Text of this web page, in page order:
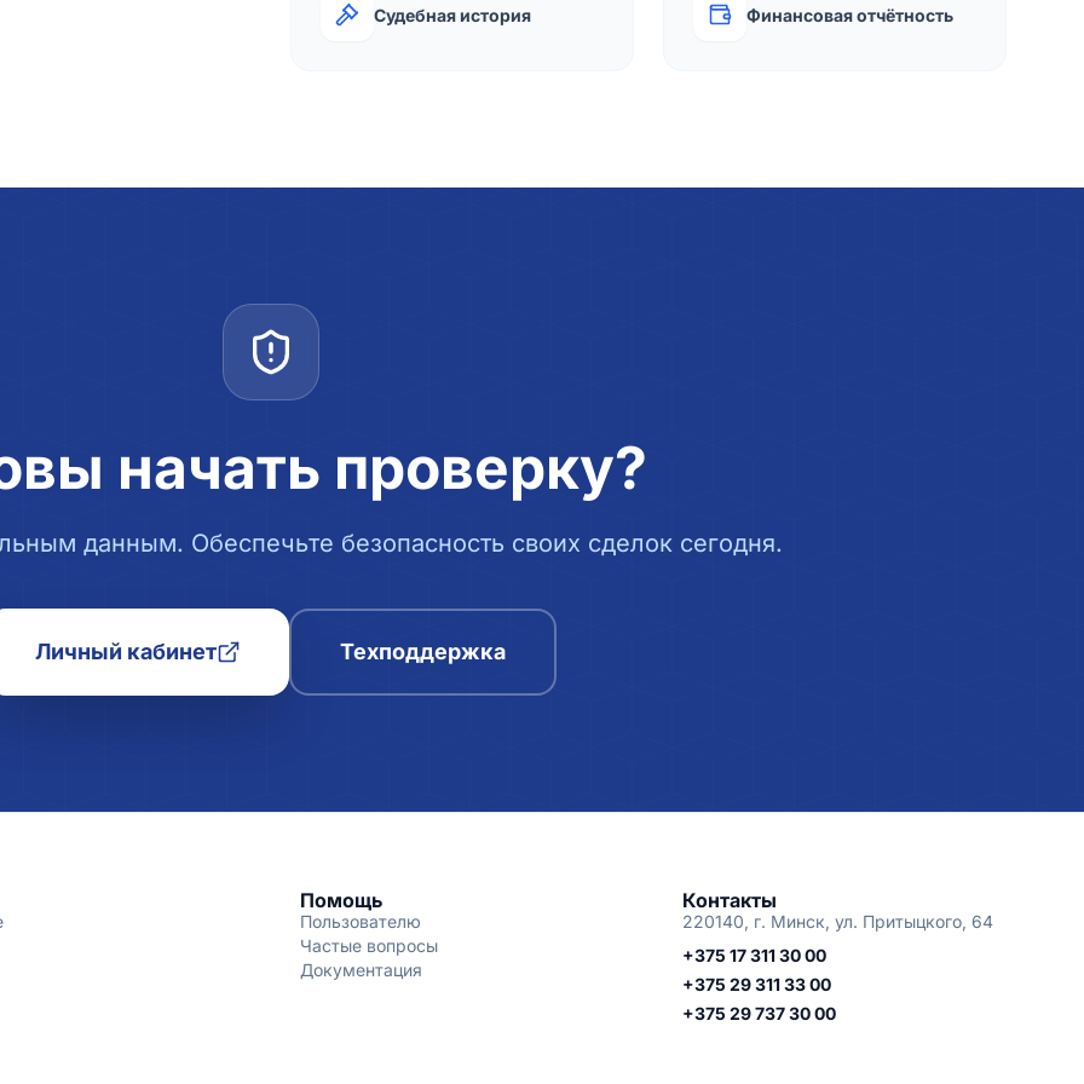
Судебная история Финансовая отчётность
начать проверку?
данным. Обеспечьте безопасность своих сделок сегодня.
Личный кабинет Техподдержка
Помощь
Пользователю
Частые вопросы
Документация
Контакты
220140, г. Минск, ул. Притыцкого, 64
+375 17 311 30 00
+375 29 311 33 00
+375 29 737 30 00